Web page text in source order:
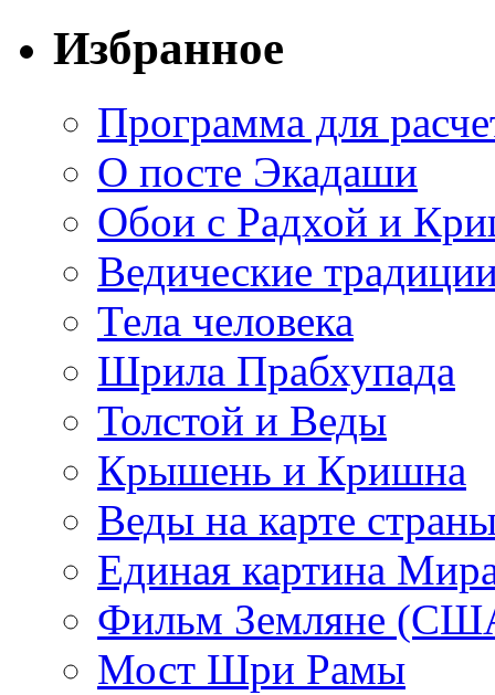
Избранное
Программа для
О посте Экадаши
Обои с Радхой и
Ведические
Тела человека
Шрила Прабхупада
Толстой и Веды
Крышень и Кришна
Веды на карте
Единая картина
Фильм Земляне
Мост Шри Рамы